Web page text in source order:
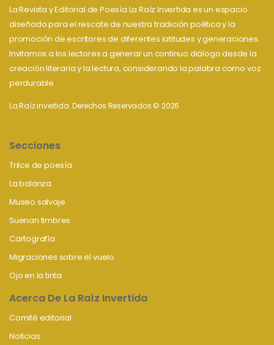
La Revista y Editorial de Poesía La Raíz Invertida es un espacio
diseñado para el rescate de nuestra tradición poética y la
promoción de escritores de diferentes latitudes y generaciones.
Invitamos a los lectores a generar un continuo diálogo desde la
creación literaria y la lectura, considerando la palabra como voz
perdurable.
La Raíz invertida. Derechos Reservados © 2026
Secciones
Trilce de poesía
La balanza
Museo salvaje
Suenan timbres
Cartografía
Migraciones sobre el vuelo
Ojo en la tinta
Acerca De La Raíz Invertida
Comité editorial
Noticias